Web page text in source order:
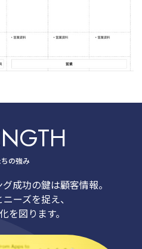
の強み
成功の鍵は顧客情報。
ーズを捉え、
を図ります。